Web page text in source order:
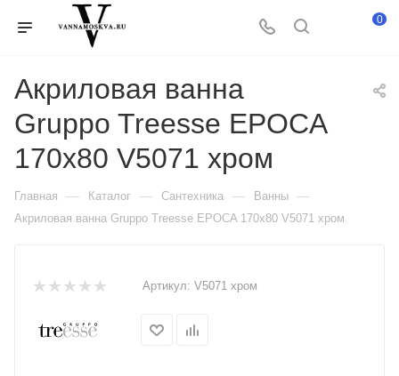
0
Акриловая ванна
Gruppo Treesse EPOCA
170x80 V5071 хром
Главная — Каталог — Сантехника — Ванны —
Акриловая ванна Gruppo Treesse EPOCA 170x80 V5071 хром
Артикул: V5071 хром